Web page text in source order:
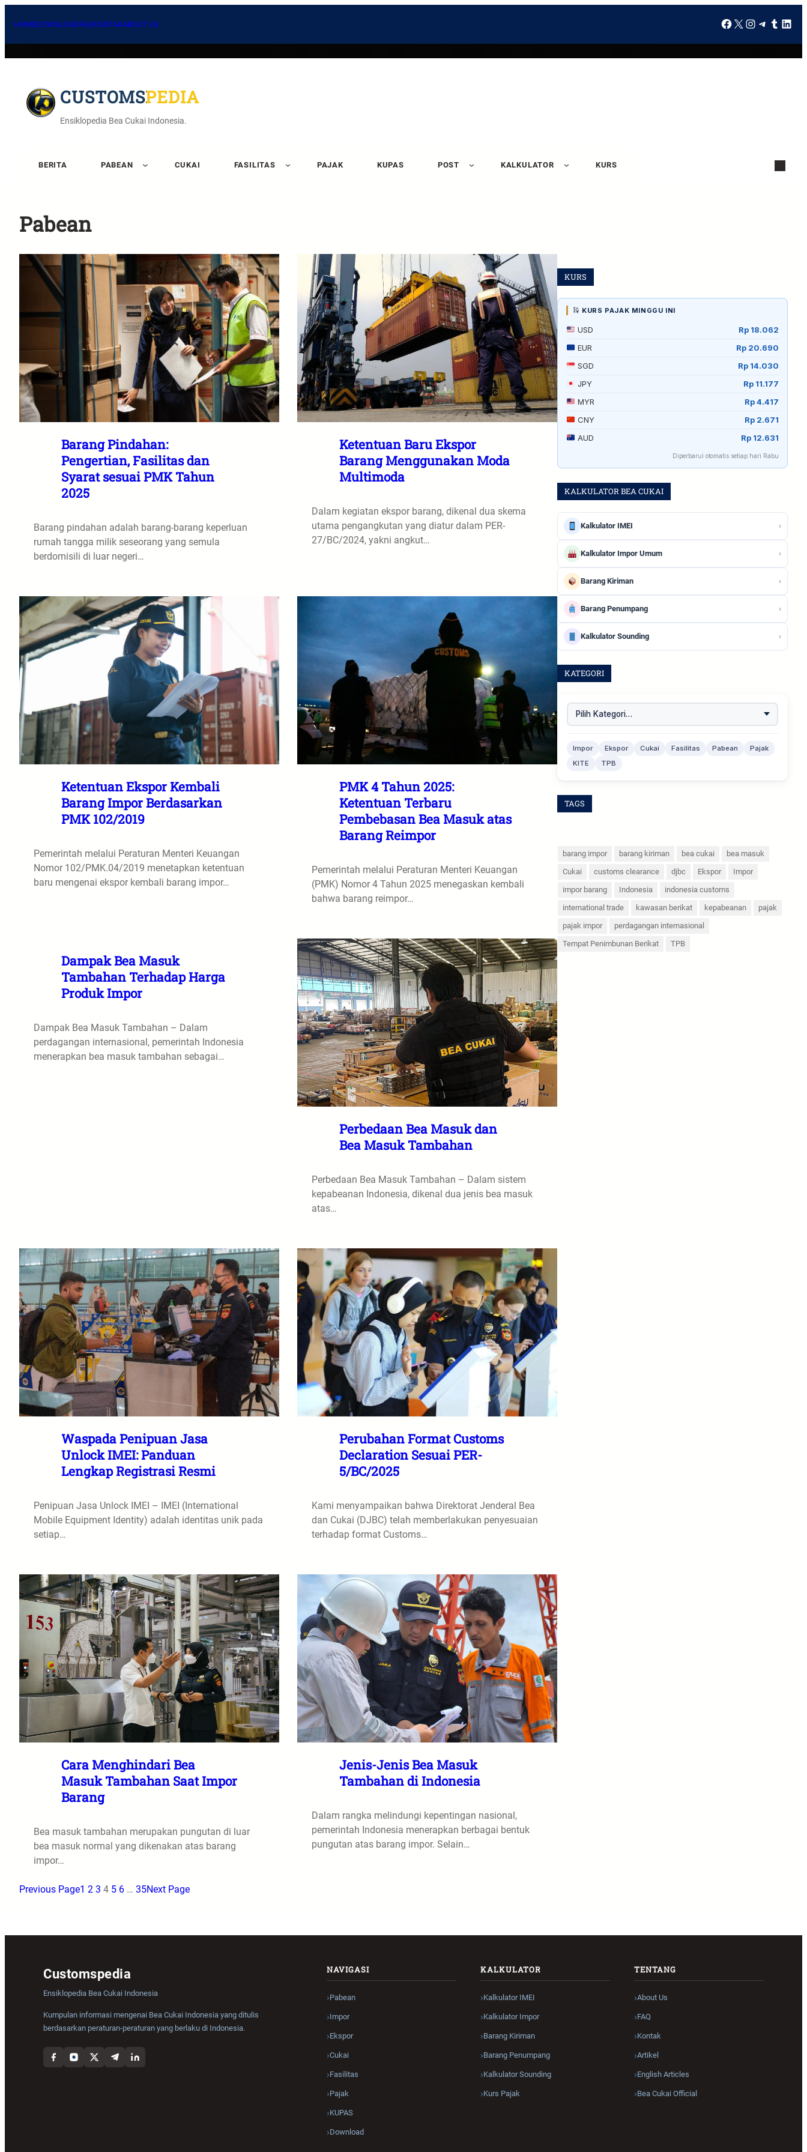
HOMEDOWNLOADFAQKONTAKABOUT US
CUSTOMSPEDIA
Ensiklopedia Bea Cukai Indonesia.
BERITA PABEAN CUKAI FASILITAS PAJAK KUPAS POST KALKULATOR KURS
Pabean
Barang Pindahan:
Pengertian, Fasilitas dan
Syarat sesuai PMK Tahun
2025
Barang pindahan adalah barang-barang keperluan
rumah tangga milik seseorang yang semula
berdomisili di luar negeri…
Ketentuan Baru Ekspor
Barang Menggunakan Moda
Multimoda
Dalam kegiatan ekspor barang, dikenal dua skema
utama pengangkutan yang diatur dalam PER-
27/BC/2024, yakni angkut…
Ketentuan Ekspor Kembali
Barang Impor Berdasarkan
PMK 102/2019
Pemerintah melalui Peraturan Menteri Keuangan
Nomor 102/PMK.04/2019 menetapkan ketentuan
baru mengenai ekspor kembali barang impor…
PMK 4 Tahun 2025:
Ketentuan Terbaru
Pembebasan Bea Masuk atas
Barang Reimpor
Pemerintah melalui Peraturan Menteri Keuangan
(PMK) Nomor 4 Tahun 2025 menegaskan kembali
bahwa barang reimpor…
Dampak Bea Masuk
Tambahan Terhadap Harga
Produk Impor
Dampak Bea Masuk Tambahan – Dalam
perdagangan internasional, pemerintah Indonesia
menerapkan bea masuk tambahan sebagai…
Perbedaan Bea Masuk dan
Bea Masuk Tambahan
Perbedaan Bea Masuk Tambahan – Dalam sistem
kepabeanan Indonesia, dikenal dua jenis bea masuk
atas…
Waspada Penipuan Jasa
Unlock IMEI: Panduan
Lengkap Registrasi Resmi
Penipuan Jasa Unlock IMEI – IMEI (International
Mobile Equipment Identity) adalah identitas unik pada
setiap…
Perubahan Format Customs
Declaration Sesuai PER-
5/BC/2025
Kami menyampaikan bahwa Direktorat Jenderal Bea
dan Cukai (DJBC) telah memberlakukan penyesuaian
terhadap format Customs…
Cara Menghindari Bea
Masuk Tambahan Saat Impor
Barang
Bea masuk tambahan merupakan pungutan di luar
bea masuk normal yang dikenakan atas barang
impor…
Jenis-Jenis Bea Masuk
Tambahan di Indonesia
Dalam rangka melindungi kepentingan nasional,
pemerintah Indonesia menerapkan berbagai bentuk
pungutan atas barang impor. Selain…
Previous Page1 2 3 4 5 6 … 35Next Page
KURS
KURS PAJAK MINGGU INI
USD
Rp 18.062
EUR
Rp 20.690
SGD
Rp 14.030
JPY
Rp 11.177
MYR
Rp 4.417
CNY
Rp 2.671
AUD
Rp 12.631
Diperbarui otomatis setiap hari Rabu
KALKULATOR BEA CUKAI
Kalkulator IMEI ›
Kalkulator Impor Umum ›
Barang Kiriman ›
Barang Penumpang ›
Kalkulator Sounding ›
KATEGORI
Impor Ekspor Cukai Fasilitas Pabean
Pajak
KITE
TPB
TAGS
barang impor barang kiriman bea cukai
bea masuk
Cukai
customs clearance djbc Ekspor
Impor
impor barang
Indonesia
indonesia customs
international trade
kawasan berikat kepabeanan
pajak
pajak impor
perdagangan internasional
Tempat Penimbunan Berikat
TPB
Customspedia
Ensiklopedia Bea Cukai Indonesia
Kumpulan informasi mengenai Bea Cukai Indonesia yang ditulis
berdasarkan peraturan-peraturan yang berlaku di Indonesia.
NAVIGASI
Pabean
Impor
Ekspor
Cukai
Fasilitas
Pajak
KUPAS
Download
KALKULATOR
Kalkulator IMEI
Kalkulator Impor
Barang Kiriman
Barang Penumpang
Kalkulator Sounding
Kurs Pajak
TENTANG
About Us
FAQ
Kontak
Artikel
English Articles
Bea Cukai Official